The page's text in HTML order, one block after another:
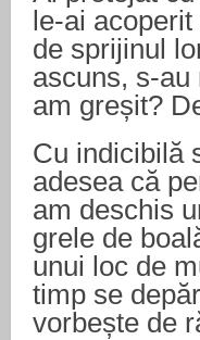
le-ai
de sprijinul
ascuns, s-au
am greșit?
Cu indicibilă
adesea că
am deschis
grele de
unui loc de
timp se
vorbește de